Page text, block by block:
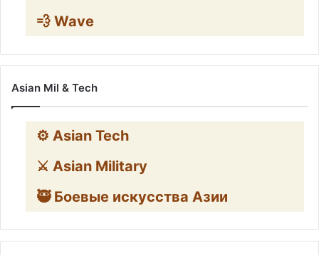
💨 Wave
Asian Mil & Tech
⚙️ Asian Tech
⚔️ Asian Military
🥷 Боевые искусства Азии